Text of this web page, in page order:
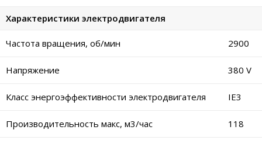
Характеристики электродвигателя
Частота вращения, об/мин 2900
Напряжение 380 V
Класс энергоэффективности электродвигателя IE3
Производительность макс, м3/час 118